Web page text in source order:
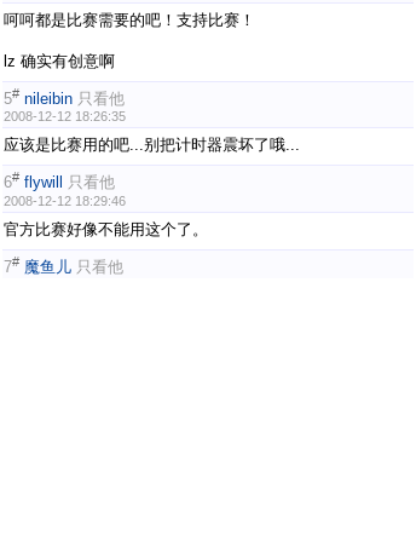
呵呵都是比赛需要的吧！支持比赛！
lz 确实有创意啊
5# nileibin 只看他
2008-12-12 18:26:35
应该是比赛用的吧...别把计时器震坏了哦...
6# flywill 只看他
2008-12-12 18:29:46
官方比赛好像不能用这个了。
7# 魔鱼儿 只看他